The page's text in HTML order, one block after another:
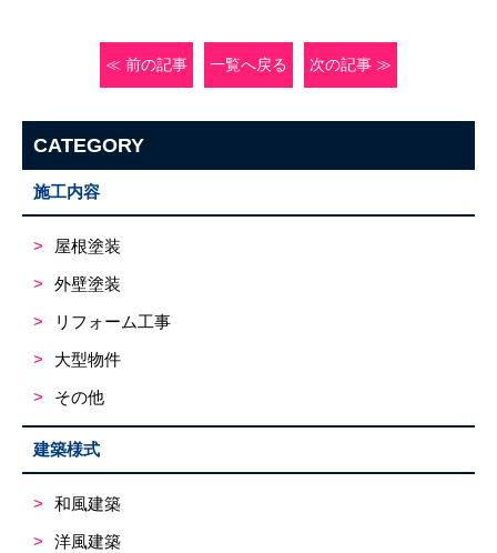
≪ 前の記事 一覧へ戻る 次の記事 ≫
CATEGORY
施工内容
屋根塗装
外壁塗装
リフォーム工事
大型物件
その他
建築様式
和風建築
洋風建築